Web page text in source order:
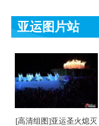
亚运图片站
[高清组图]亚运圣火熄灭